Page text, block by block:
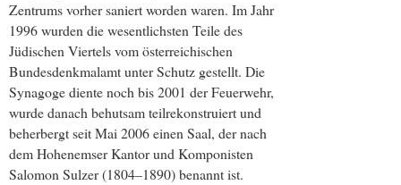
Zentrums vorher saniert worden waren. Im Jahr
1996 wurden die wesentlichsten Teile des
Jüdischen Viertels vom österreichischen
Bundesdenkmalamt unter Schutz gestellt. Die
Synagoge diente noch bis 2001 der Feuerwehr,
wurde danach behutsam teilrekonstruiert und
beherbergt seit Mai 2006 einen Saal, der nach
dem Hohenemser Kantor und Komponisten
Salomon Sulzer (1804–1890) benannt ist.